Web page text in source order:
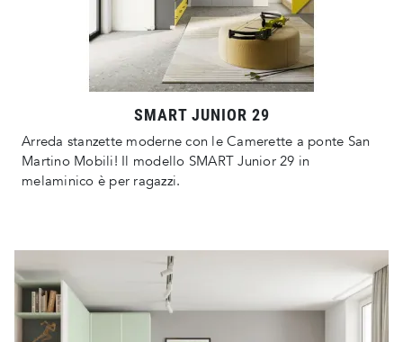
SMART JUNIOR 29
Arreda stanzette moderne con le Camerette a ponte San
Martino Mobili! Il modello SMART Junior 29 in
melaminico è per ragazzi.